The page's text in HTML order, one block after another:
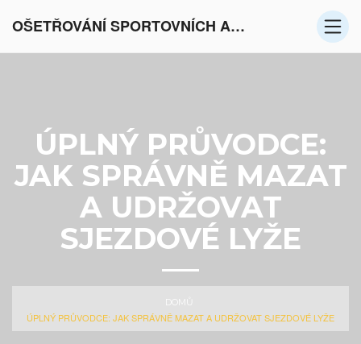
OŠETŘOVÁNÍ SPORTOVNÍCH AKTIVIT V EVROPĚ
ÚPLNÝ PRŮVODCE:
JAK SPRÁVNĚ MAZAT
A UDRŽOVAT
SJEZDOVÉ LYŽE
DOMŮ
ÚPLNÝ PRŮVODCE: JAK SPRÁVNĚ MAZAT A UDRŽOVAT SJEZDOVÉ LYŽE